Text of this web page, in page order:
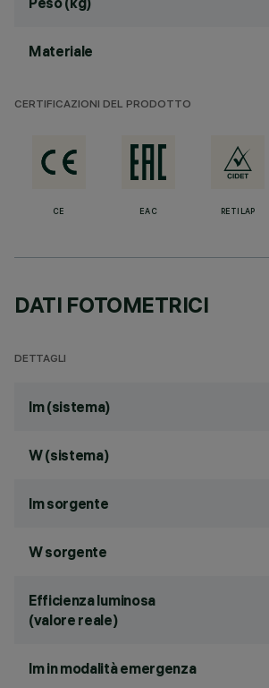
Materiale
CERTIFICAZIONI DEL PRODOTTO
CE EAC RETILAP
DATI FOTOMETRICI
DETTAGLI
lm (sistema)
W (sistema)
lm sorgente
W sorgente
Efficienza luminosa
(valore reale)
lm in modalità emergenza